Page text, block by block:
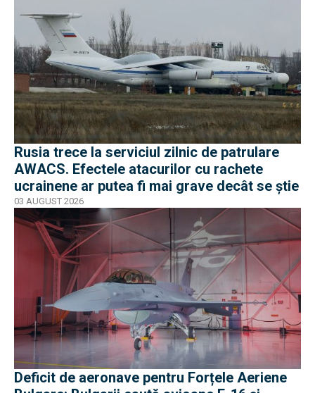
Rusia trece la serviciul zilnic de patrulare
AWACS. Efectele atacurilor cu rachete
ucrainene ar putea fi mai grave decât se știe
03 AUGUST 2026
Deficit de aeronave pentru Forțele Aeriene